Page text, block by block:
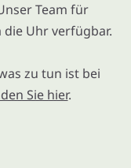
Team für
Uhr verfügbar.
zu tun ist bei
Sie hier.